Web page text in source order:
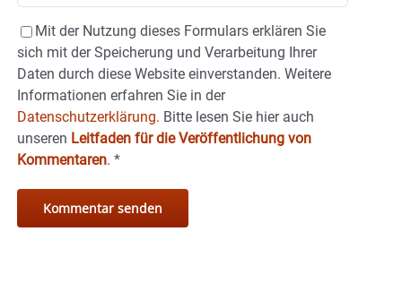
Mit der Nutzung dieses Formulars erklären Sie
sich mit der Speicherung und Verarbeitung Ihrer
Daten durch diese Website einverstanden. Weitere
Informationen erfahren Sie in der
Datenschutzerklärung. Bitte lesen Sie hier auch
unseren Leitfaden für die Veröffentlichung von
Kommentaren. *